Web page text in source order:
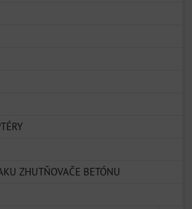
ZHUTŇOVAČE BETÓNU